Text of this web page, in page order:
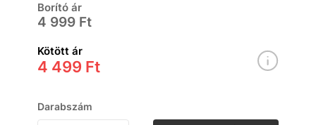
Borító ár
4 999 Ft
Kötött ár
4 499 Ft
Darabszám